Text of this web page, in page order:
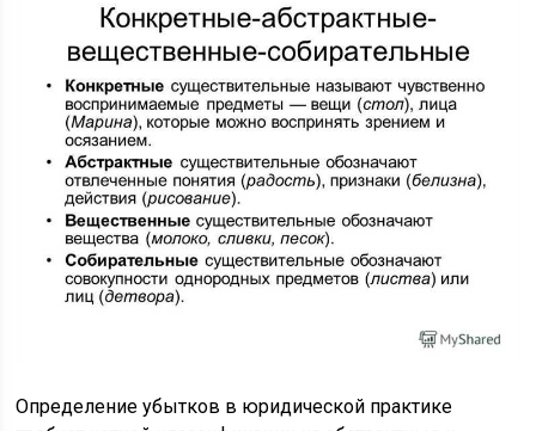
Определение убытков в юридической практике